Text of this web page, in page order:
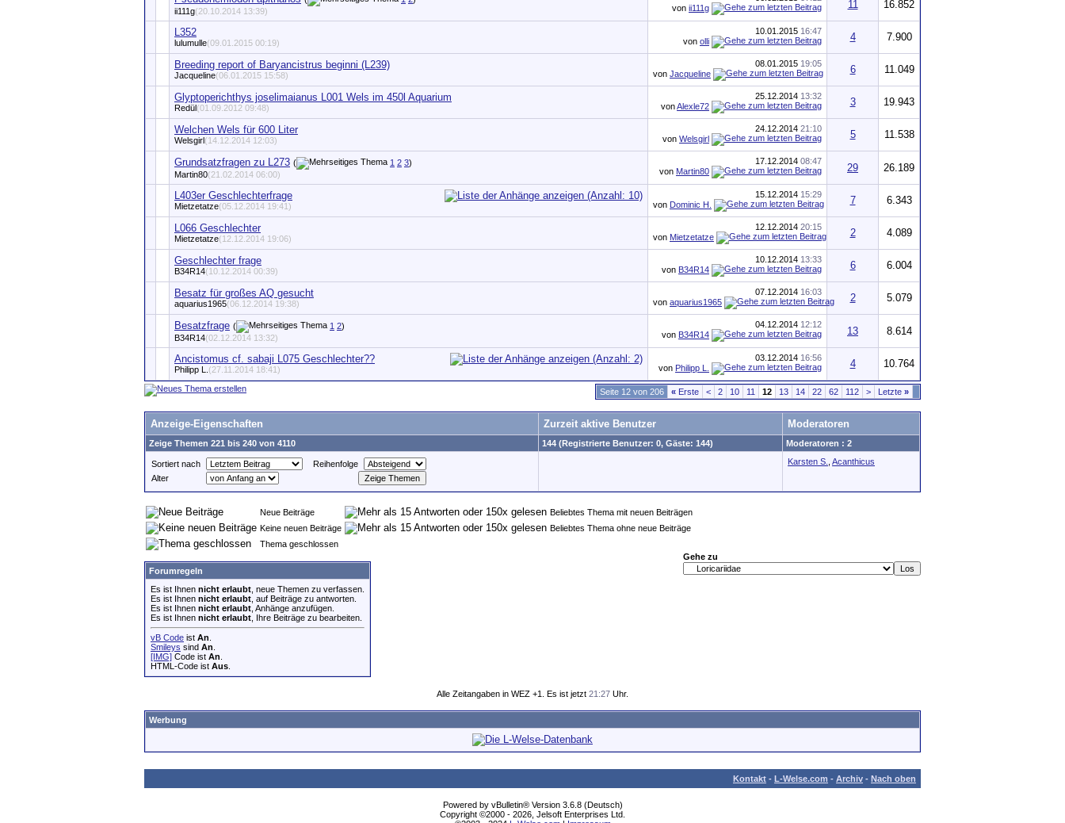
ii111g(20.10.2014 13:39)
von ii111g 11 16.852
L352
lulumulle(09.01.2015 00:19)
10.01.2015 16:47
von olli 4 7.900
Breeding report of Baryancistrus beginni (L239)
Jacqueline(06.01.2015 15:58)
08.01.2015 19:05
von Jacqueline 6 11.049
Glyptoperichthys joselimaianus L001 Wels im 450l Aquarium
Redül(01.09.2012 09:48)
25.12.2014 13:32
vonAlexle72 3 19.943
Welchen Wels für 600 Liter
Welsgirl(14.12.2014 12:03)
24.12.2014 21:10
von Welsgirl 5 11.538
Grundsatzfragen zu L273 ( 1 2 3)
Martin80(21.02.2014 06:00)
17.12.2014 08:47
von Martin80 29 26.189
L403er Geschlechterfrage
Mietzetatze(05.12.2014 19:41)
15.12.2014 15:29
von Dominic H. 7 6.343
L066 Geschlechter
Mietzetatze(12.12.2014 19:06)
12.12.2014 20:15
von Mietzetatze 2 4.089
Geschlechter frage
B34R14(10.12.2014 00:39)
10.12.2014 13:33
von B34R14 6 6.004
Besatz für großes AQ gesucht
aquarius1965(06.12.2014 19:38)
07.12.2014 16:03
von aquarius1965 2 5.079
Besatzfrage ( 1 2)
B34R14(02.12.2014 13:32)
04.12.2014 12:12
von B34R14 13 8.614
Ancistomus cf. sabaji L075 Geschlechter??
Philipp L. (27.11.2014 18:41)
03.12.2014 16:56
von Philipp L. 4 10.764
Seite 12 von 206 « Erste < 2 10 11 12 13 14 22 62 112 > Letzte »
Anzeige-Eigenschaften Zurzeit aktive Benutzer Moderatoren
Zeige Themen 221 bis 240 von 4110 144 (Registrierte Benutzer: 0, Gäste: 144) Moderatoren : 2
Sortiert nach
Reihenfolge
Alter
Karsten S. Acanthicus
Neue Beiträge
Beliebtes Thema mit neuen Beiträgen
Keine neuen Beiträge
Beliebtes Thema ohne neue Beiträge
Thema geschlossen
Forumregeln
Es ist Ihnen nicht erlaubt , neue Themen zu verfassen.
Es ist Ihnen nicht erlaubt , auf Beiträge zu antworten.
Es ist Ihnen nicht erlaubt , Anhänge anzufügen.
Es ist Ihnen nicht erlaubt , Ihre Beiträge zu bearbeiten.
vB Code ist An
Smileys sind An
[IMG] Code ist An
HTML-Code ist Aus
Gehe zu
Alle Zeitangaben in WEZ +1. Es ist jetzt 21:27 Uhr.
Werbung
Kontakt - L-Welse.com - Archiv - Nach oben
Powered by vBulletin® Version 3.6.8 (Deutsch)
Copyright ©2000 - 2026, Jelsoft Enterprises Ltd.